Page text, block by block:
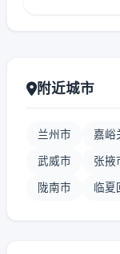
附近城市
兰州市 嘉峪
武威市 张掖
陇南市 临夏